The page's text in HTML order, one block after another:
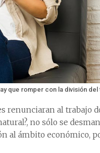
que romper con la división
renunciaran al trabajo
no sólo se
al ámbito económico,